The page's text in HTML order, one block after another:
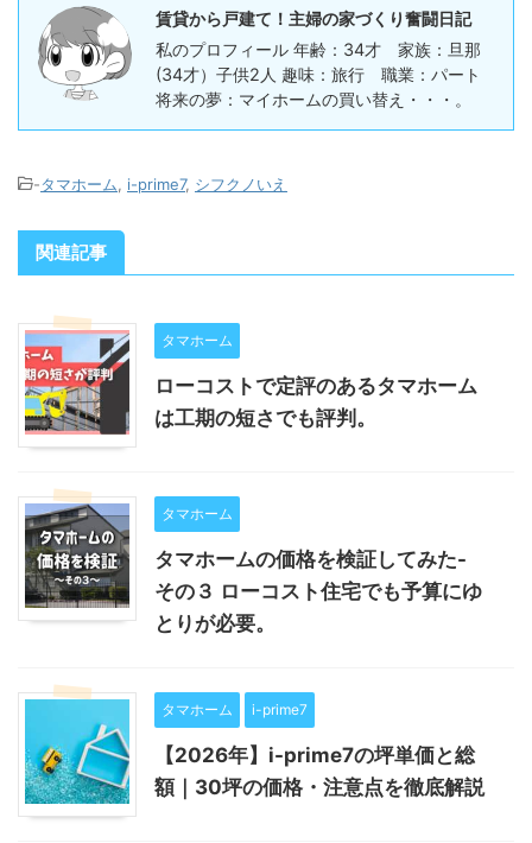
賃貸から戸建て！主婦の家づくり奮闘日記
私のプロフィール 年齢：34才 家族：旦那
(34才）子供2人 趣味：旅行 職業：パート
将来の夢：マイホームの買い替え・・・。
-タマホーム i-prime7, シフクノいえ
関連記事
タマホーム
ローコストで定評のあるタマホーム
は工期の短さでも評判。
タマホーム
タマホームの価格を検証してみた-
その３ ローコスト住宅でも予算にゆ
とりが必要。
タマホーム i-prime7
【2026年】i-prime7の坪単価と総
額｜30坪の価格・注意点を徹底解説